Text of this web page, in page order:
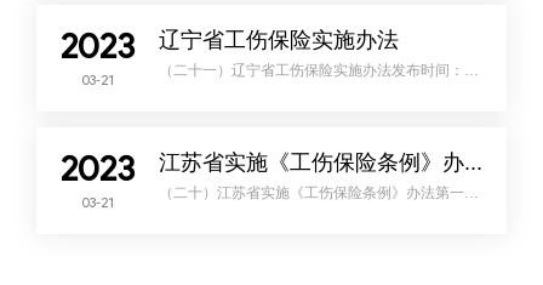
收悉。经研究，答复如下： 个人购买的车辆挂靠其
他单位且以挂靠单位的名义对外经营的，其聘用的
司机 与挂靠单位
2023
03-21
辽宁省工伤保险实施办法
（二十一）辽宁省工伤保险实施办法发布时间：
2020 年 05 月 12 日 编辑：省人社厅张宇 来源：厅
年 12 月 20 日第一章 总 则 第一条 为了保障因工作
遭受事故伤害
2023
03-21
江苏省实施《工伤保险条例》办法
（二十）江苏省实施《工伤保险条例》办法第一条
为了保障因工作遭受事故伤害或者患职业病的职工